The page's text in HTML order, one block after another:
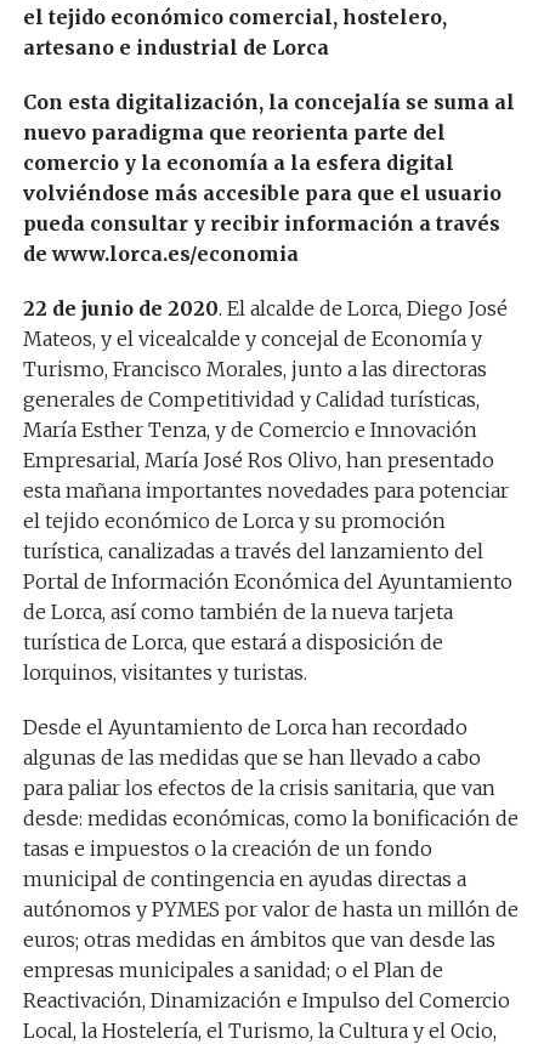
el tejido económico comercial, hostelero,
artesano e industrial de Lorca
Con esta digitalización, la concejalía se suma al
nuevo paradigma que reorienta parte del
comercio y la economía a la esfera digital
volviéndose más accesible para que el usuario
pueda consultar y recibir información a través
de www.lorca.es/economia
22 de junio de 2020. El alcalde de Lorca, Diego José
Mateos, y el vicealcalde y concejal de Economía y
Turismo, Francisco Morales, junto a las directoras
generales de Competitividad y Calidad turísticas,
María Esther Tenza, y de Comercio e Innovación
Empresarial, María José Ros Olivo, han presentado
esta mañana importantes novedades para potenciar
el tejido económico de Lorca y su promoción
turística, canalizadas a través del lanzamiento del
Portal de Información Económica del Ayuntamiento
de Lorca, así como también de la nueva tarjeta
turística de Lorca, que estará a disposición de
lorquinos, visitantes y turistas.
Desde el Ayuntamiento de Lorca han recordado
algunas de las medidas que se han llevado a cabo
para paliar los efectos de la crisis sanitaria, que van
desde: medidas económicas, como la bonificación de
tasas e impuestos o la creación de un fondo
municipal de contingencia en ayudas directas a
autónomos y PYMES por valor de hasta un millón de
euros; otras medidas en ámbitos que van desde las
empresas municipales a sanidad; o el Plan de
Reactivación, Dinamización e Impulso del Comercio
Local, la Hostelería, el Turismo, la Cultura y el Ocio,